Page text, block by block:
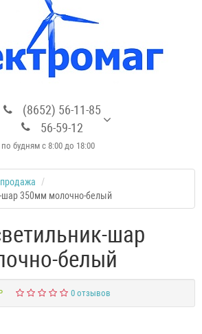
(8652) 56-11-85
56-59-12
по будням с 8:00 до 18:00
шар 350мм молочно-белый
шар
белый
0 отзывов